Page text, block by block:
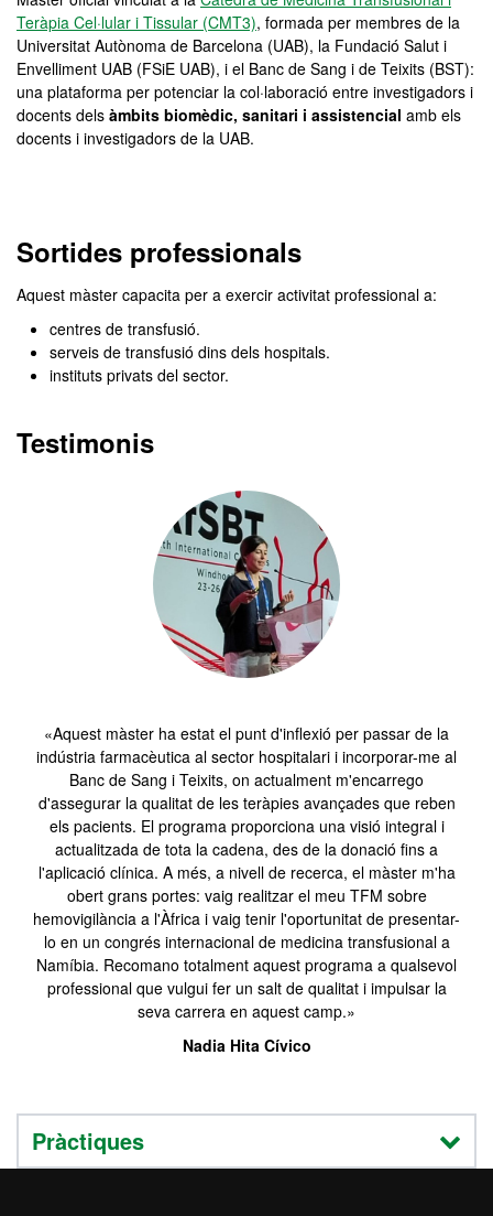
Teràpia Cel·lular i Tissular (CMT3), formada per membres de la
Universitat Autònoma de Barcelona (UAB), la Fundació Salut i
Envelliment UAB (FSiE UAB), i el Banc de Sang i de Teixits (BST):
una plataforma per potenciar la col·laboració entre investigadors i
docents dels àmbits biomèdic, sanitari i assistencial amb els
docents i investigadors de la UAB.
Sortides professionals
Aquest màster capacita per a exercir activitat professional a:
centres de transfusió.
serveis de transfusió dins dels hospitals.
instituts privats del sector.
Testimonis
«Aquest màster ha estat el punt d'inflexió per passar de la
indústria farmacèutica al sector hospitalari i incorporar-me al
Banc de Sang i Teixits, on actualment m'encarrego
d'assegurar la qualitat de les teràpies avançades que reben
els pacients. El programa proporciona una visió integral i
actualitzada de tota la cadena, des de la donació fins a
l'aplicació clínica. A més, a nivell de recerca, el màster m'ha
obert grans portes: vaig realitzar el meu TFM sobre
hemovigilància a l'Àfrica i vaig tenir l'oportunitat de presentar-
lo en un congrés internacional de medicina transfusional a
Namíbia. Recomano totalment aquest programa a qualsevol
professional que vulgui fer un salt de qualitat i impulsar la
seva carrera en aquest camp.»
Nadia Hita Cívico
Pràctiques